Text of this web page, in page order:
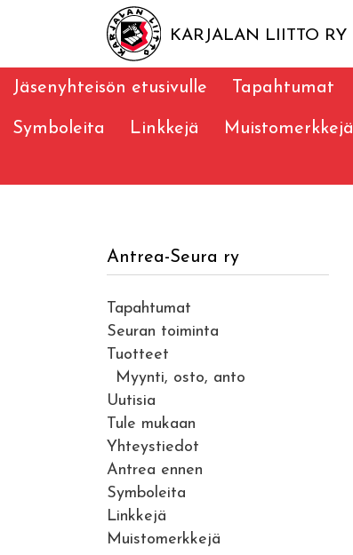
KARJALAN LIITTO RY
Jäsenyhteisön etusivulle Tapahtumat
Symboleita Linkkejä Muistomerkkejä
Antrea-Seura ry
Tapahtumat
Seuran toiminta
Tuotteet
Myynti, osto, anto
Uutisia
Tule mukaan
Yhteystiedot
Antrea ennen
Symboleita
Linkkejä
Muistomerkkejä